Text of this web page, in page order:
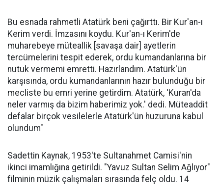
Bu esnada rahmetli Atatürk beni çağırttı. Bir Kur'an-ı
Kerim verdi. İmzasını koydu. Kur'an-ı Kerim'de
muharebeye müteallik [savaşa dair] ayetlerin
tercümelerini tespit ederek, ordu kumandanlarına bir
nutuk vermemi emretti. Hazırlandım. Atatürk'ün
karşısında, ordu kumandanlarının hazır bulunduğu bir
mecliste bu emri yerine getirdim. Atatürk, 'Kuran'da
neler varmış da bizim haberimiz yok.' dedi. Müteaddit
defalar birçok vesilelerle Atatürk'ün huzuruna kabul
olundum"
Sadettin Kaynak, 1953'te Sultanahmet Camisi'nin
ikinci imamlığına getirildi. "Yavuz Sultan Selim Ağlıyor"
filminin müzik çalışmaları sırasında felç oldu. 14